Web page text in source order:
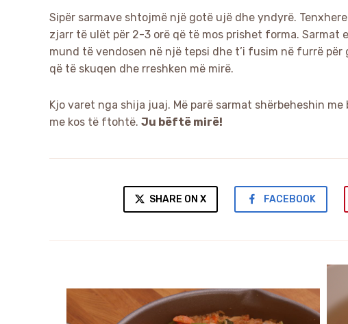
Sipër sarmave shtojmë një gotë ujë dhe yndyrë.
zjarr të ulët për 2-3 orë që të mos prishet forma. Sarmat
mund të vendosen në një tepsi dhe t’i fusim në furrë për
që të skuqen dhe rreshken më mirë.
Kjo varet nga shija juaj. Më parë sarmat shërbeheshin
me kos të ftohtë. Ju bëftë mirë!
SHARE ON X FACEBOOK